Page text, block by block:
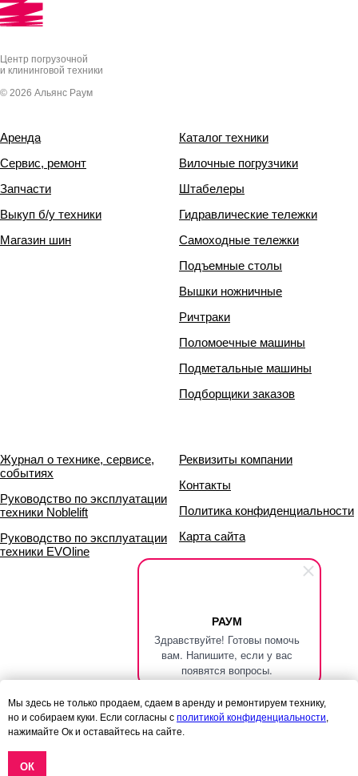
РАУМ
Здравствуйте! Готовы помочь
вам. Напишите, если у вас
появятся вопросы.
Центр погрузочной
и клининговой техники
© 2026 Альянс Раум
Аренда
Сервис, ремонт
Запчасти
Выкуп б/у техники
Магазин шин
Каталог техники
Вилочные погрузчики
Штабелеры
Гидравлические тележки
Самоходные тележки
Подъемные столы
Вышки ножничные
Ричтраки
Поломоечные машины
Подметальные машины
Подборщики заказов
Журнал о технике, сервисе,
событиях
Руководство по эксплуатации
техники Noblelift
Руководство по эксплуатации
техники EVOline
Реквизиты компании
Контакты
Политика конфиденциальности
Карта сайта
при каких условиях
информационные материалы и цены, размещённые на сайте, не
определяемой положениями статей 435 и 437 гражданского кодекса
Мы здесь не только продаем, сдаем в аренду и ремонтируем технику,
но и собираем куки. Если согласны с политикой конфиденциальности,
нажимайте Ок и оставайтесь на сайте.
ОК